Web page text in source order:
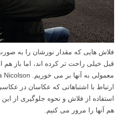
فلاش هایی که مقدار نورشان را به
قبل خیلی راحت تر کرده اند، اما باز هم
ارتباط با اشتباهاتی که عکاسان در
استفاده از فلاش و نحوه جلوگیری از
هم آنها را مرور می کنیم.